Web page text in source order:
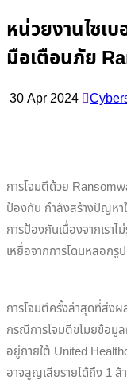
หน่วยงานไซเ
มือเตือนภัย
30 Apr 2024
การโจมตีด้วย
ป้องกัน กำลังสร้างปัญห
การป้องกันเนื่องจากเราไ
เหยื่อจากการโดนหลอก
การโจมตีครั้งล่าสุดที่ส่ง
กรณีการโจมตีขโมยข้อมู
อยู่ภายใต้ United
อาจสูญเสียรายได้ถึง 1